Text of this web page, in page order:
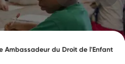
Ambassadeur du Droit de l'Enfant